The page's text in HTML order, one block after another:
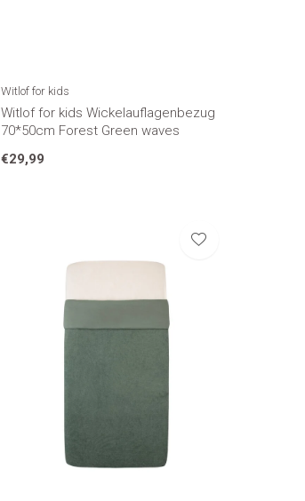
Witlof for kids
Witlof for kids Wickelauflagenbezug
70*50cm Forest Green waves
€29,99